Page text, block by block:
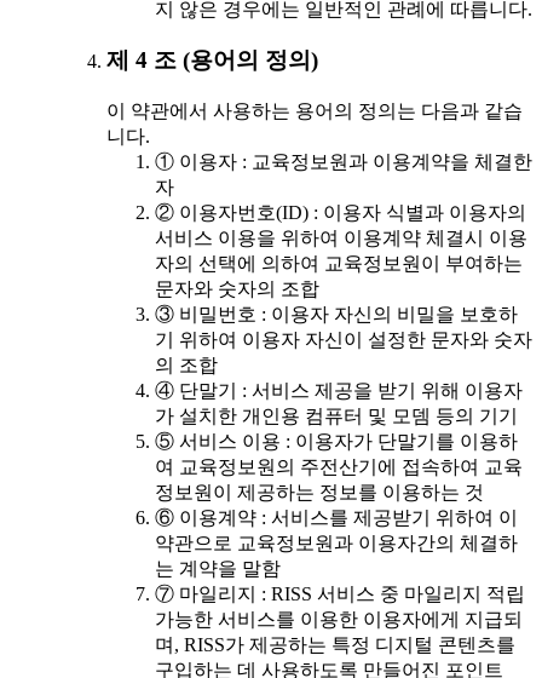
지 않은 경우에는 일반적인 관례에 따릅니다.
제 4 조 (용어의 정의)
이 약관에서 사용하는 용어의 정의는 다음과 같습
니다.
① 이용자 : 교육정보원과 이용계약을 체결한
자
② 이용자번호(ID) : 이용자 식별과 이용자의
서비스 이용을 위하여 이용계약 체결시 이용
자의 선택에 의하여 교육정보원이 부여하는
문자와 숫자의 조합
③ 비밀번호 : 이용자 자신의 비밀을 보호하
기 위하여 이용자 자신이 설정한 문자와 숫자
의 조합
④ 단말기 : 서비스 제공을 받기 위해 이용자
가 설치한 개인용 컴퓨터 및 모뎀 등의 기기
⑤ 서비스 이용 : 이용자가 단말기를 이용하
여 교육정보원의 주전산기에 접속하여 교육
정보원이 제공하는 정보를 이용하는 것
⑥ 이용계약 : 서비스를 제공받기 위하여 이
약관으로 교육정보원과 이용자간의 체결하
는 계약을 말함
⑦ 마일리지 : RISS 서비스 중 마일리지 적립
가능한 서비스를 이용한 이용자에게 지급되
며, RISS가 제공하는 특정 디지털 콘텐츠를
구입하는 데 사용하도록 만들어진 포인트